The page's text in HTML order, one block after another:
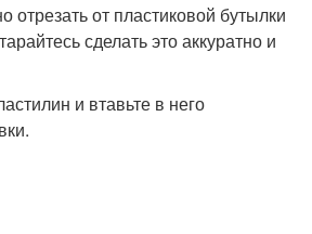
от пластиковой бутылки
сделать это аккуратно и
и втавьте в него